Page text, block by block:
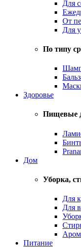
Для
От
Для
По типу
Здоровье
Пищевые
Дом
Уборка,
Для
Для
Питание